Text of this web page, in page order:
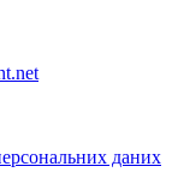
даних